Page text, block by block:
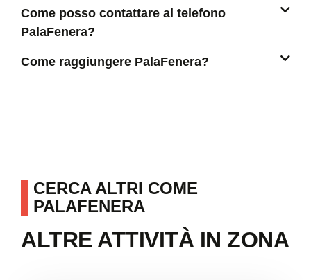
Come posso contattare al telefono
PalaFenera?
Come raggiungere PalaFenera?
CERCA ALTRI COME
PALAFENERA
ALTRE ATTIVITÀ IN ZONA